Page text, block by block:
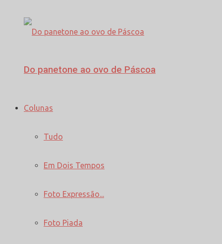
Do panetone ao ovo de Páscoa
Colunas
Tudo
Em Dois Tempos
Foto Expressão...
Foto Piada